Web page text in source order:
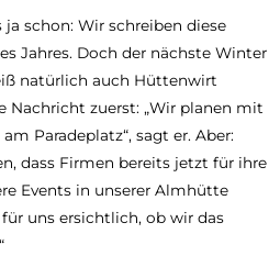
ja schon: Wir schreiben diese
Jahres. Doch der nächste Winter
natürlich auch Hüttenwirt
Nachricht zuerst: „Wir planen mit
Paradeplatz“, sagt er. Aber:
dass Firmen bereits jetzt für ihre
Events in unserer Almhütte
uns ersichtlich, ob wir das